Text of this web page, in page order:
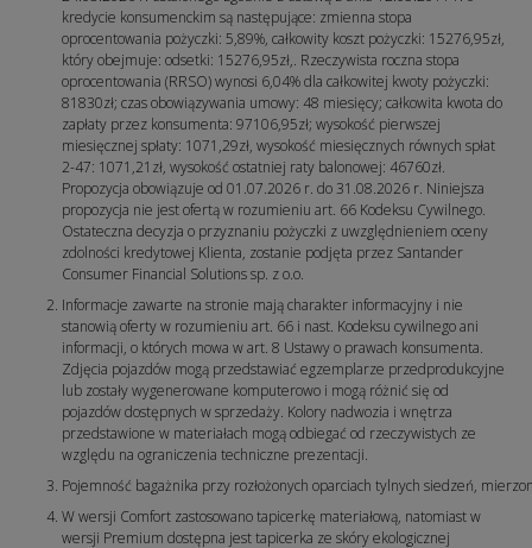
kredycie konsumenckim są następujące: zmienna stopa
oprocentowania pożyczki: 5,89%, całkowity koszt pożyczki: 15276,95zł,
który obejmuje: odsetki: 15276,95zł,. Rzeczywista roczna stopa
oprocentowania (RRSO) wynosi 6,04% dla całkowitej kwoty pożyczki:
81830zł; czas obowiązywania umowy: 48 miesięcy; całkowita kwota do
zapłaty przez konsumenta: 97106,95zł; wysokość pierwszej
miesięcznej spłaty: 1071,29zł, wysokość miesięcznych równych spłat
2-47: 1071,21zł, wysokość ostatniej raty balonowej: 46760zł.
Propozycja obowiązuje od 01.07.2026 r. do 31.08.2026 r. Niniejsza
propozycja nie jest ofertą w rozumieniu art. 66 Kodeksu Cywilnego.
Ostateczna decyzja o przyznaniu pożyczki z uwzględnieniem oceny
zdolności kredytowej Klienta, zostanie podjęta przez Santander
Consumer Financial Solutions sp. z o.o.
Informacje zawarte na stronie mają charakter informacyjny i nie
stanowią oferty w rozumieniu art. 66 i nast. Kodeksu cywilnego ani
informacji, o których mowa w art. 8 Ustawy o prawach konsumenta.
Zdjęcia pojazdów mogą przedstawiać egzemplarze przedprodukcyjne
lub zostały wygenerowane komputerowo i mogą różnić się od
pojazdów dostępnych w sprzedaży. Kolory nadwozia i wnętrza
przedstawione w materiałach mogą odbiegać od rzeczywistych ze
względu na ograniczenia techniczne prezentacji.
Pojemność bagażnika przy rozłożonych oparciach tylnych siedzeń,
W wersji Comfort zastosowano tapicerkę materiałową, natomiast w
wersji Premium dostępna jest tapicerka ze skóry ekologicznej